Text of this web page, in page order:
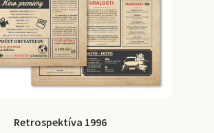
Retrospektíva 1996